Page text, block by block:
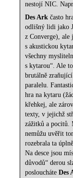
nestojí NIC.
Des Ark často
odlišný lidi jako
z Converge), ale
s akustickou
všechny
s kytarou“. Ale
brutálně
paralelu.
hra na kytaru
křehkej, ale
texty, v jejichž
zážitků a pocitů.
nemůžu uvěřit
rozebrala ta
Na desce jsou
důvodů“ derou
posloucháteDes